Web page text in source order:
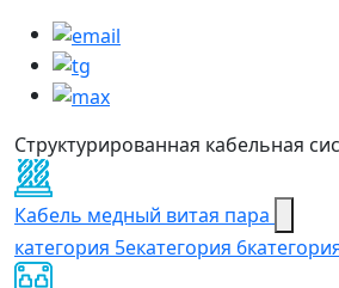
Структурированная кабельная
Кабель медный витая пара
категория 5eкатегория 6